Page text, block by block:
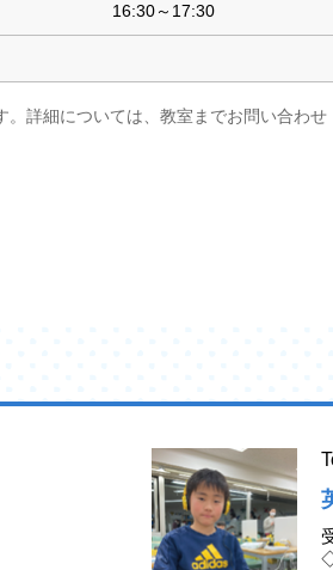
16:30～17:30
詳細については、教室までお問い合わせ